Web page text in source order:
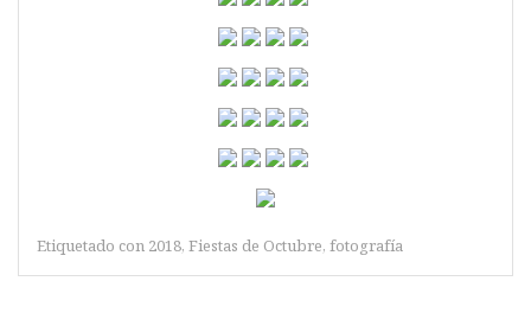
Etiquetado con 2018, Fiestas de Octubre, fotografía